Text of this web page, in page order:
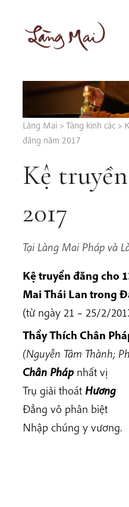
content
Làng Mai > Tàng kinh các >
đăng năm 2017
Kệ
2017
Tại Làng Mai Pháp và
Kệ truyền đăng cho
Mai Thái Lan trong
(từ ngày 21 – 25/2/
Thầy Thích Chân
(Nguyễn Tâm Thành;
Chân Pháp nhất vị
Trụ giải thoát Hương
Đẳng vô phân biệt
Nhập chúng y vương.